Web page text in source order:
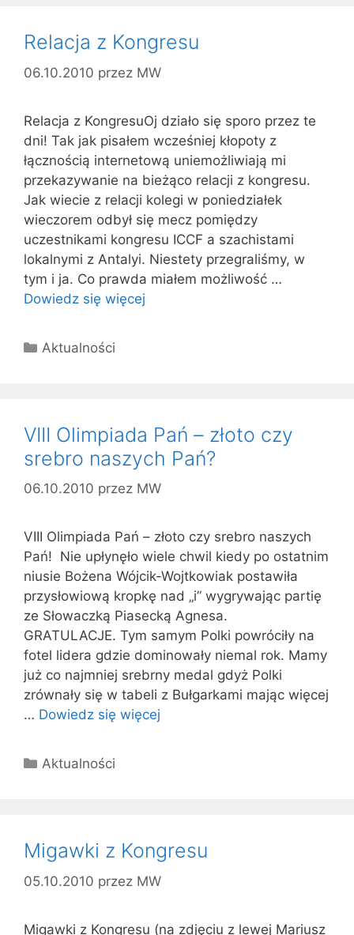
Relacja z Kongresu
06.10.2010 przez MW
Relacja z KongresuOj działo się sporo przez te
dni! Tak jak pisałem wcześniej kłopoty z
łącznością internetową uniemożliwiają mi
przekazywanie na bieżąco relacji z kongresu.
Jak wiecie z relacji kolegi w poniedziałek
wieczorem odbył się mecz pomiędzy
uczestnikami kongresu ICCF a szachistami
lokalnymi z Antalyi. Niestety przegraliśmy, w
tym i ja. Co prawda miałem możliwość …
Dowiedz się więcej
Kategorie
Aktualności
VIII Olimpiada Pań – złoto czy
srebro naszych Pań?
06.10.2010 przez MW
VIII Olimpiada Pań – złoto czy srebro naszych
Pań! Nie upłynęło wiele chwil kiedy po ostatnim
niusie Bożena Wójcik-Wojtkowiak postawiła
przysłowiową kropkę nad „i” wygrywając partię
ze Słowaczką Piasecką Agnesa.
GRATULACJE. Tym samym Polki powróciły na
fotel lidera gdzie dominowały niemal rok. Mamy
już co najmniej srebrny medal gdyż Polki
zrównały się w tabeli z Bułgarkami mając więcej
… Dowiedz się więcej
Kategorie
Aktualności
Migawki z Kongresu
05.10.2010 przez MW
Migawki z Kongresu (na zdjęciu z lewej Mariusz